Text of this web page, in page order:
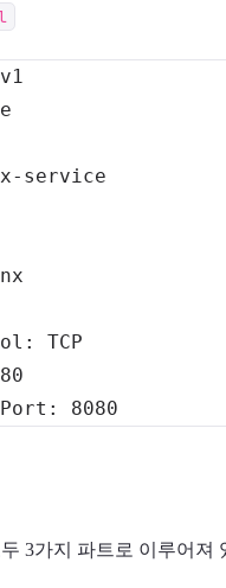
-
:
80
: 8080
3가지 파트로 이루어져